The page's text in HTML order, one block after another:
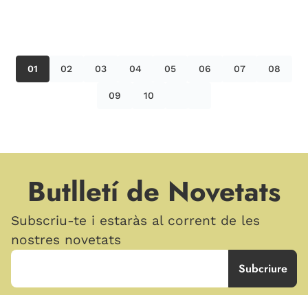
01 02 03 04 05 06 07 08
09 10
Butlletí de Novetats
Subscriu-te i estaràs al corrent de les
nostres novetats